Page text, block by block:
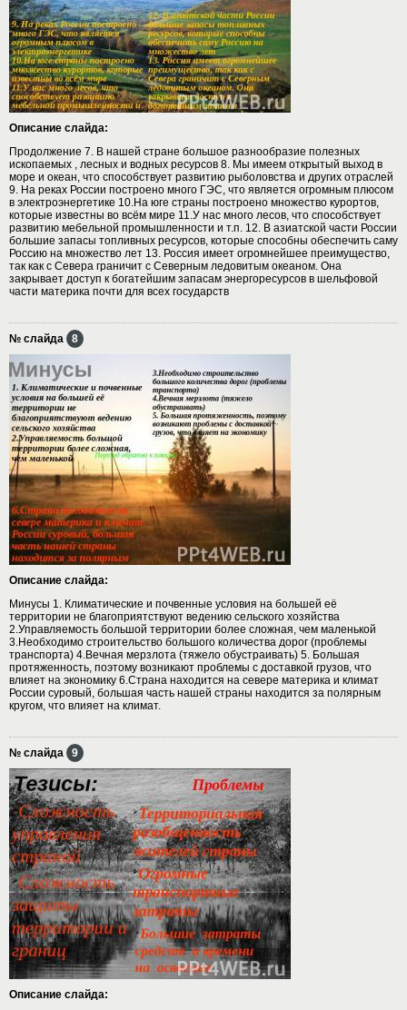
Описание слайда:
Продолжение 7. В нашей стране большое разнообразие полезных
ископаемых , лесных и водных ресурсов 8. Мы имеем открытый выход в
море и океан, что способствует развитию рыболовства и других отраслей
9. На реках России построено много ГЭС, что является огромным плюсом
в электроэнергетике 10.На юге страны построено множество курортов,
которые известны во всём мире 11.У нас много лесов, что способствует
развитию мебельной промышленности и т.п. 12. В азиатской части России
большие запасы топливных ресурсов, которые способны обеспечить саму
Россию на множество лет 13. Россия имеет огромнейшее преимущество,
так как с Севера граничит с Северным ледовитым океаном. Она
закрывает доступ к богатейшим запасам энергоресурсов в шельфовой
части материка почти для всех государств
№ слайда 8
Описание слайда:
Минусы 1. Климатические и почвенные условия на большей её
территории не благоприятствуют ведению сельского хозяйства
2.Управляемость большой территории более сложная, чем маленькой
3.Необходимо строительство большого количества дорог (проблемы
транспорта) 4.Вечная мерзлота (тяжело обустраивать) 5. Большая
протяженность, поэтому возникают проблемы с доставкой грузов, что
влияет на экономику 6.Страна находится на севере материка и климат
России суровый, большая часть нашей страны находится за полярным
кругом, что влияет на климат.
№ слайда 9
Описание слайда: